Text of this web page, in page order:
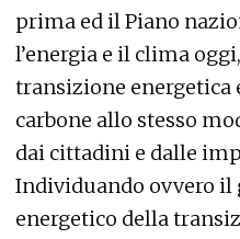
prima ed il Piano
l’energia e il clima
transizione energetica
carbone allo stesso
dai cittadini e dalle
Individuando ovvero il
energetico della